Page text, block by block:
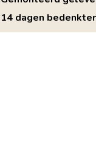
14 dagen